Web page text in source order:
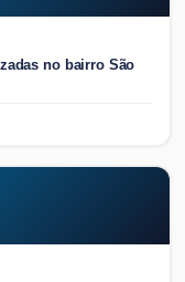
no bairro São